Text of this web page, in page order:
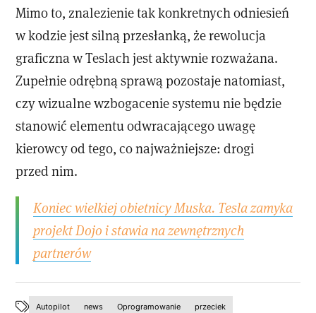
Mimo to, znalezienie tak konkretnych odniesień
w kodzie jest silną przesłanką, że rewolucja
graficzna w Teslach jest aktywnie rozważana.
Zupełnie odrębną sprawą pozostaje natomiast,
czy wizualne wzbogacenie systemu nie będzie
stanowić elementu odwracającego uwagę
kierowcy od tego, co najważniejsze: drogi
przed nim.
Koniec wielkiej obietnicy Muska. Tesla zamyka
projekt Dojo i stawia na zewnętrznych
partnerów
Autopilot news Oprogramowanie przeciek